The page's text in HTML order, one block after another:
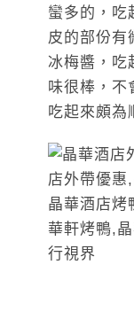
蠻多的，吃
皮的部份有
冰梅醬，吃
味很棒，不
吃起來頗為